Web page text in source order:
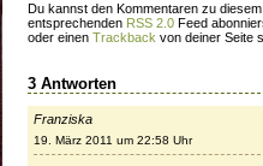
Du kannst den Kommentaren zu
entsprechenden RSS 2.0 Feed
oder einen Trackback von deiner Seite
3 Antworten
Franziska
19. März 2011 um 22:58 Uhr